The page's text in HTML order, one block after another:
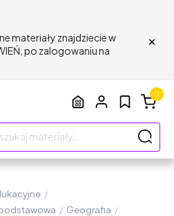
materiały znajdziecie w
po zalogowaniu na
×
0
/
/ Geografia /